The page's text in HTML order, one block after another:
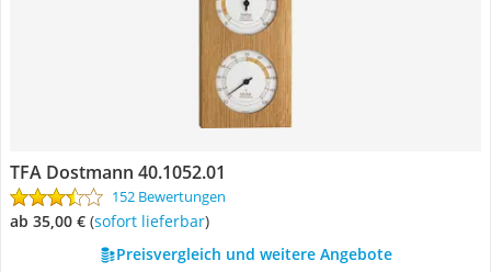
TFA Dostmann 40.1052.01
152 Bewertungen
ab 35,00 € ( Sofort lieferbar)
Preisvergleich und weitere Angebote